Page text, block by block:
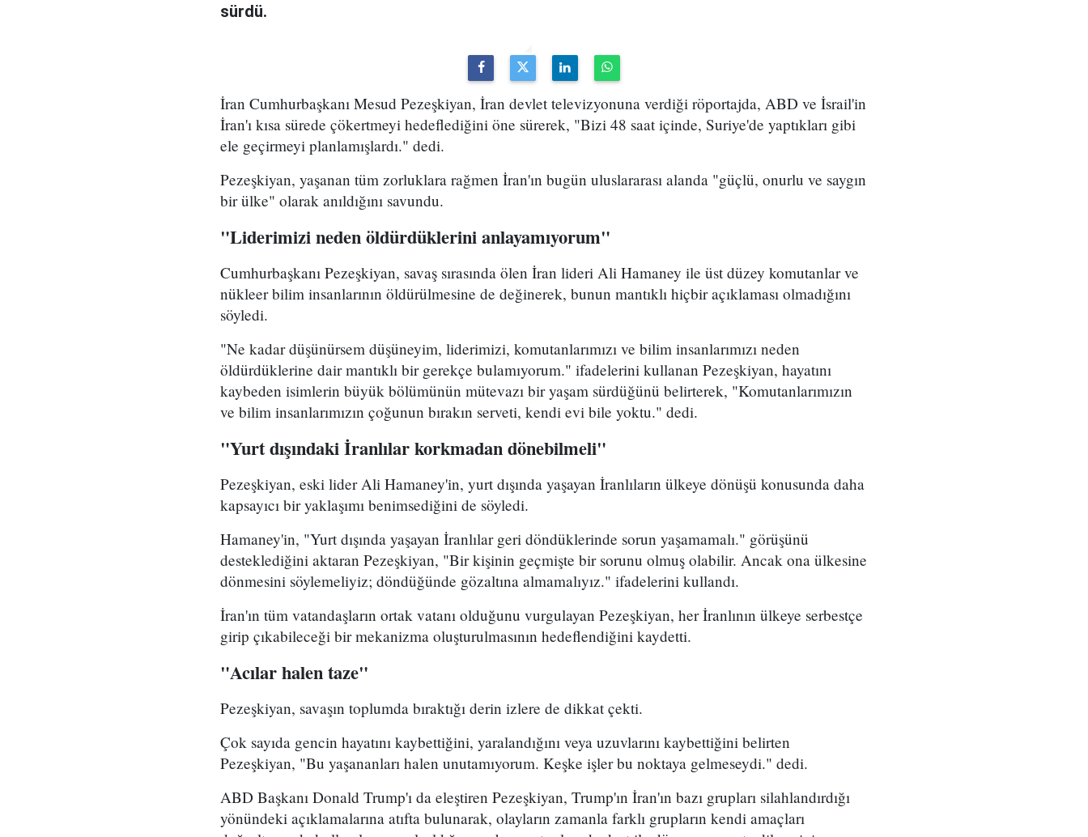
sürdü.
İran Cumhurbaşkanı Mesud Pezeşkiyan, İran devlet televizyonuna verdiği röportajda, ABD ve İsrail'in
İran'ı kısa sürede çökertmeyi hedeflediğini öne sürerek, "Bizi 48 saat içinde, Suriye'de yaptıkları gibi
ele geçirmeyi planlamışlardı." dedi.
Pezeşkiyan, yaşanan tüm zorluklara rağmen İran'ın bugün uluslararası alanda "güçlü, onurlu ve saygın
bir ülke" olarak anıldığını savundu.
"Liderimizi neden öldürdüklerini anlayamıyorum"
Cumhurbaşkanı Pezeşkiyan, savaş sırasında ölen İran lideri Ali Hamaney ile üst düzey komutanlar ve
nükleer bilim insanlarının öldürülmesine de değinerek, bunun mantıklı hiçbir açıklaması olmadığını
söyledi.
"Ne kadar düşünürsem düşüneyim, liderimizi, komutanlarımızı ve bilim insanlarımızı neden
öldürdüklerine dair mantıklı bir gerekçe bulamıyorum." ifadelerini kullanan Pezeşkiyan, hayatını
kaybeden isimlerin büyük bölümünün mütevazı bir yaşam sürdüğünü belirterek, "Komutanlarımızın
ve bilim insanlarımızın çoğunun bırakın serveti, kendi evi bile yoktu." dedi.
"Yurt dışındaki İranlılar korkmadan dönebilmeli"
Pezeşkiyan, eski lider Ali Hamaney'in, yurt dışında yaşayan İranlıların ülkeye dönüşü konusunda daha
kapsayıcı bir yaklaşımı benimsediğini de söyledi.
Hamaney'in, "Yurt dışında yaşayan İranlılar geri döndüklerinde sorun yaşamamalı." görüşünü
desteklediğini aktaran Pezeşkiyan, "Bir kişinin geçmişte bir sorunu olmuş olabilir. Ancak ona ülkesine
dönmesini söylemeliyiz; döndüğünde gözaltına almamalıyız." ifadelerini kullandı.
İran'ın tüm vatandaşların ortak vatanı olduğunu vurgulayan Pezeşkiyan, her İranlının ülkeye serbestçe
girip çıkabileceği bir mekanizma oluşturulmasının hedeflendiğini kaydetti.
"Acılar halen taze"
Pezeşkiyan, savaşın toplumda bıraktığı derin izlere de dikkat çekti.
Çok sayıda gencin hayatını kaybettiğini, yaralandığını veya uzuvlarını kaybettiğini belirten
Pezeşkiyan, "Bu yaşananları halen unutamıyorum. Keşke işler bu noktaya gelmeseydi." dedi.
ABD Başkanı Donald Trump'ı da eleştiren Pezeşkiyan, Trump'ın İran'ın bazı grupları silahlandırdığı
yönündeki açıklamalarına atıfta bulunarak, olayların zamanla farklı grupların kendi amaçları